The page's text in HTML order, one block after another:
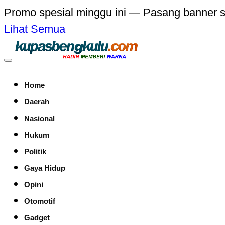
Promo spesial minggu ini — Pasang banner
Lihat Semua
Home
Daerah
Nasional
Hukum
Politik
Gaya Hidup
Opini
Otomotif
Gadget